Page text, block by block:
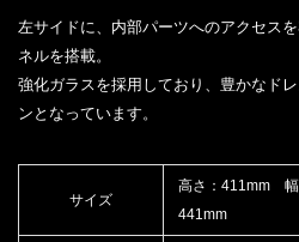
左サイドに、内部パーツへのアクセス
ネルを搭載。
強化ガラスを採用しており、豊かなド
ンとなっています。
サイズ
高さ：411mm
441mm